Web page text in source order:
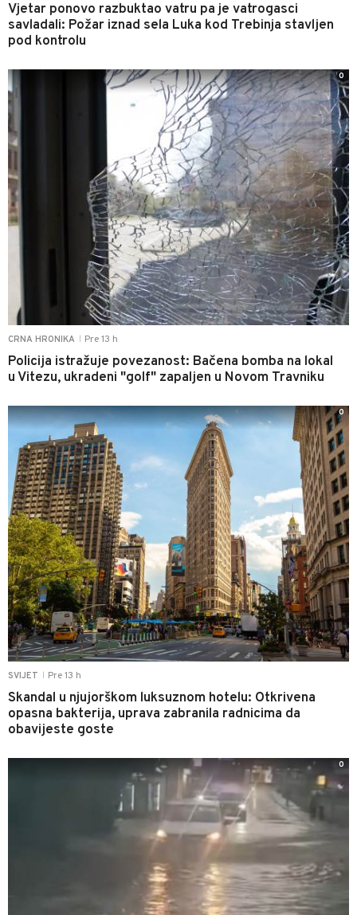
Vjetar ponovo razbuktao vatru pa je vatrogasci
savladali: Požar iznad sela Luka kod Trebinja stavljen
pod kontrolu
CRNA HRONIKA Pre 13 h
Policija istražuje povezanost: Bačena bomba na lokal
u Vitezu, ukradeni "golf" zapaljen u Novom Travniku
0
SVIJET Pre 13 h
Skandal u njujorškom luksuznom hotelu: Otkrivena
opasna bakterija, uprava zabranila radnicima da
obavijeste goste
0
0